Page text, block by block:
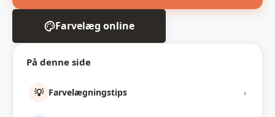
På denne side
💡 Farvelægningstips ›
Farvelæg online